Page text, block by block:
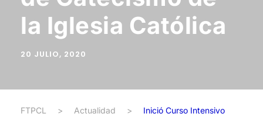
la Iglesia Católica
20 JULIO, 2020
FTPCL > Actualidad >
Inició Curso Intensivo